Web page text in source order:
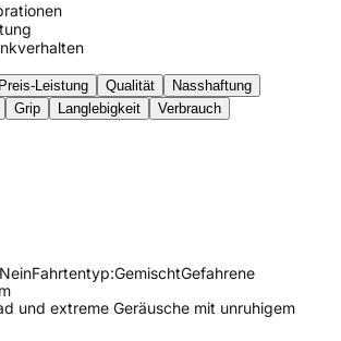
Preis-Leistung Qualität
Nasshaftung
Grip Langlebigkeit
Verbrauch
NeinFahrtentyp:GemischtGefahrene
und extreme Geräusche mit unruhigem